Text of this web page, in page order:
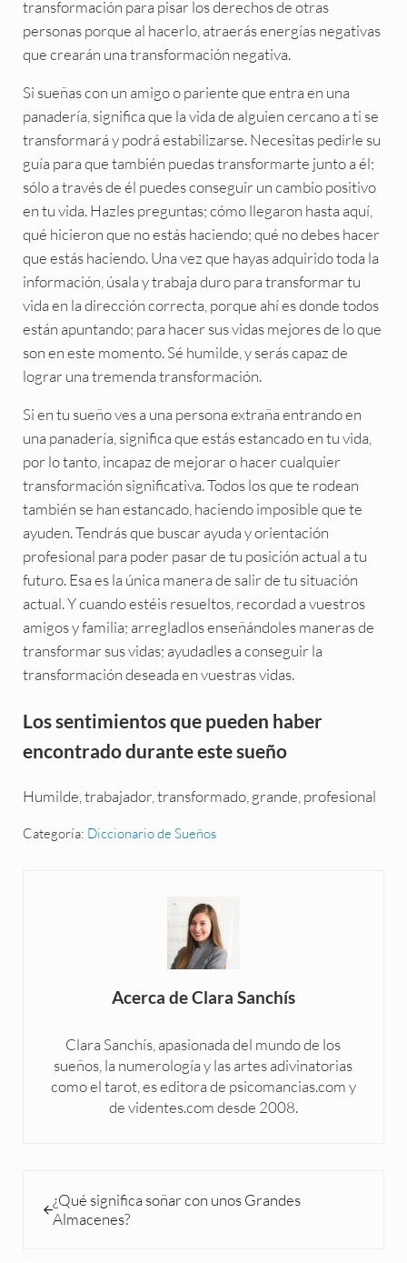
transformación para pisar los derechos de otras
personas porque al hacerlo, atraerás energías negativas
que crearán una transformación negativa.
Si sueñas con un amigo o pariente que entra en una
panadería, significa que la vida de alguien cercano a ti se
transformará y podrá estabilizarse. Necesitas pedirle su
guía para que también puedas transformarte junto a él;
sólo a través de él puedes conseguir un cambio positivo
en tu vida. Hazles preguntas; cómo llegaron hasta aquí,
qué hicieron que no estás haciendo; qué no debes hacer
que estás haciendo. Una vez que hayas adquirido toda la
información, úsala y trabaja duro para transformar tu
vida en la dirección correcta, porque ahí es donde todos
están apuntando; para hacer sus vidas mejores de lo que
son en este momento. Sé humilde, y serás capaz de
lograr una tremenda transformación.
Si en tu sueño ves a una persona extraña entrando en
una panadería, significa que estás estancado en tu vida,
por lo tanto, incapaz de mejorar o hacer cualquier
transformación significativa. Todos los que te rodean
también se han estancado, haciendo imposible que te
ayuden. Tendrás que buscar ayuda y orientación
profesional para poder pasar de tu posición actual a tu
futuro. Esa es la única manera de salir de tu situación
actual. Y cuando estéis resueltos, recordad a vuestros
amigos y familia; arregladlos enseñándoles maneras de
transformar sus vidas; ayudadles a conseguir la
transformación deseada en vuestras vidas.
Los sentimientos que pueden haber
encontrado durante este sueño
Humilde, trabajador, transformado, grande, profesional
Categoría: Diccionario de Sueños
Acerca deClara Sanchís
Clara Sanchís, apasionada del mundo de los
sueños, la numerología y las artes adivinatorias
como el tarot, es editora de psicomancias.com y
de videntes.com desde 2008.
¿Qué significa soñar con unos Grandes
Almacenes?